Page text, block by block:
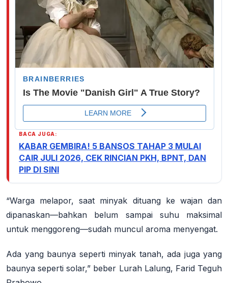
BACA JUGA:
KABAR GEMBIRA! 5 BANSOS TAHAP 3 MULAI
CAIR JULI 2026, CEK RINCIAN PKH, BPNT, DAN
PIP DI SINI
“Warga melapor, saat minyak dituang ke wajan dan
dipanaskan—bahkan belum sampai suhu maksimal
untuk menggoreng—sudah muncul aroma menyengat.
Ada yang baunya seperti minyak tanah, ada juga yang
baunya seperti solar,” beber Lurah Lalung, Farid Teguh